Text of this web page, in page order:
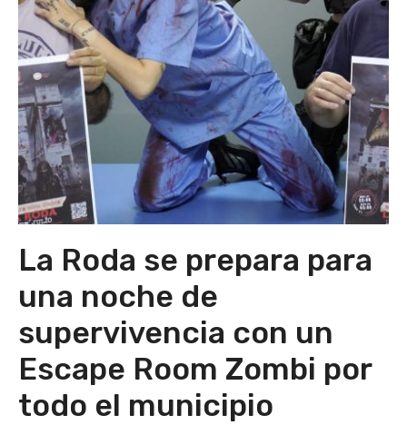
La Roda se prepara para
una noche de
supervivencia con un
Escape Room Zombi por
todo el municipio